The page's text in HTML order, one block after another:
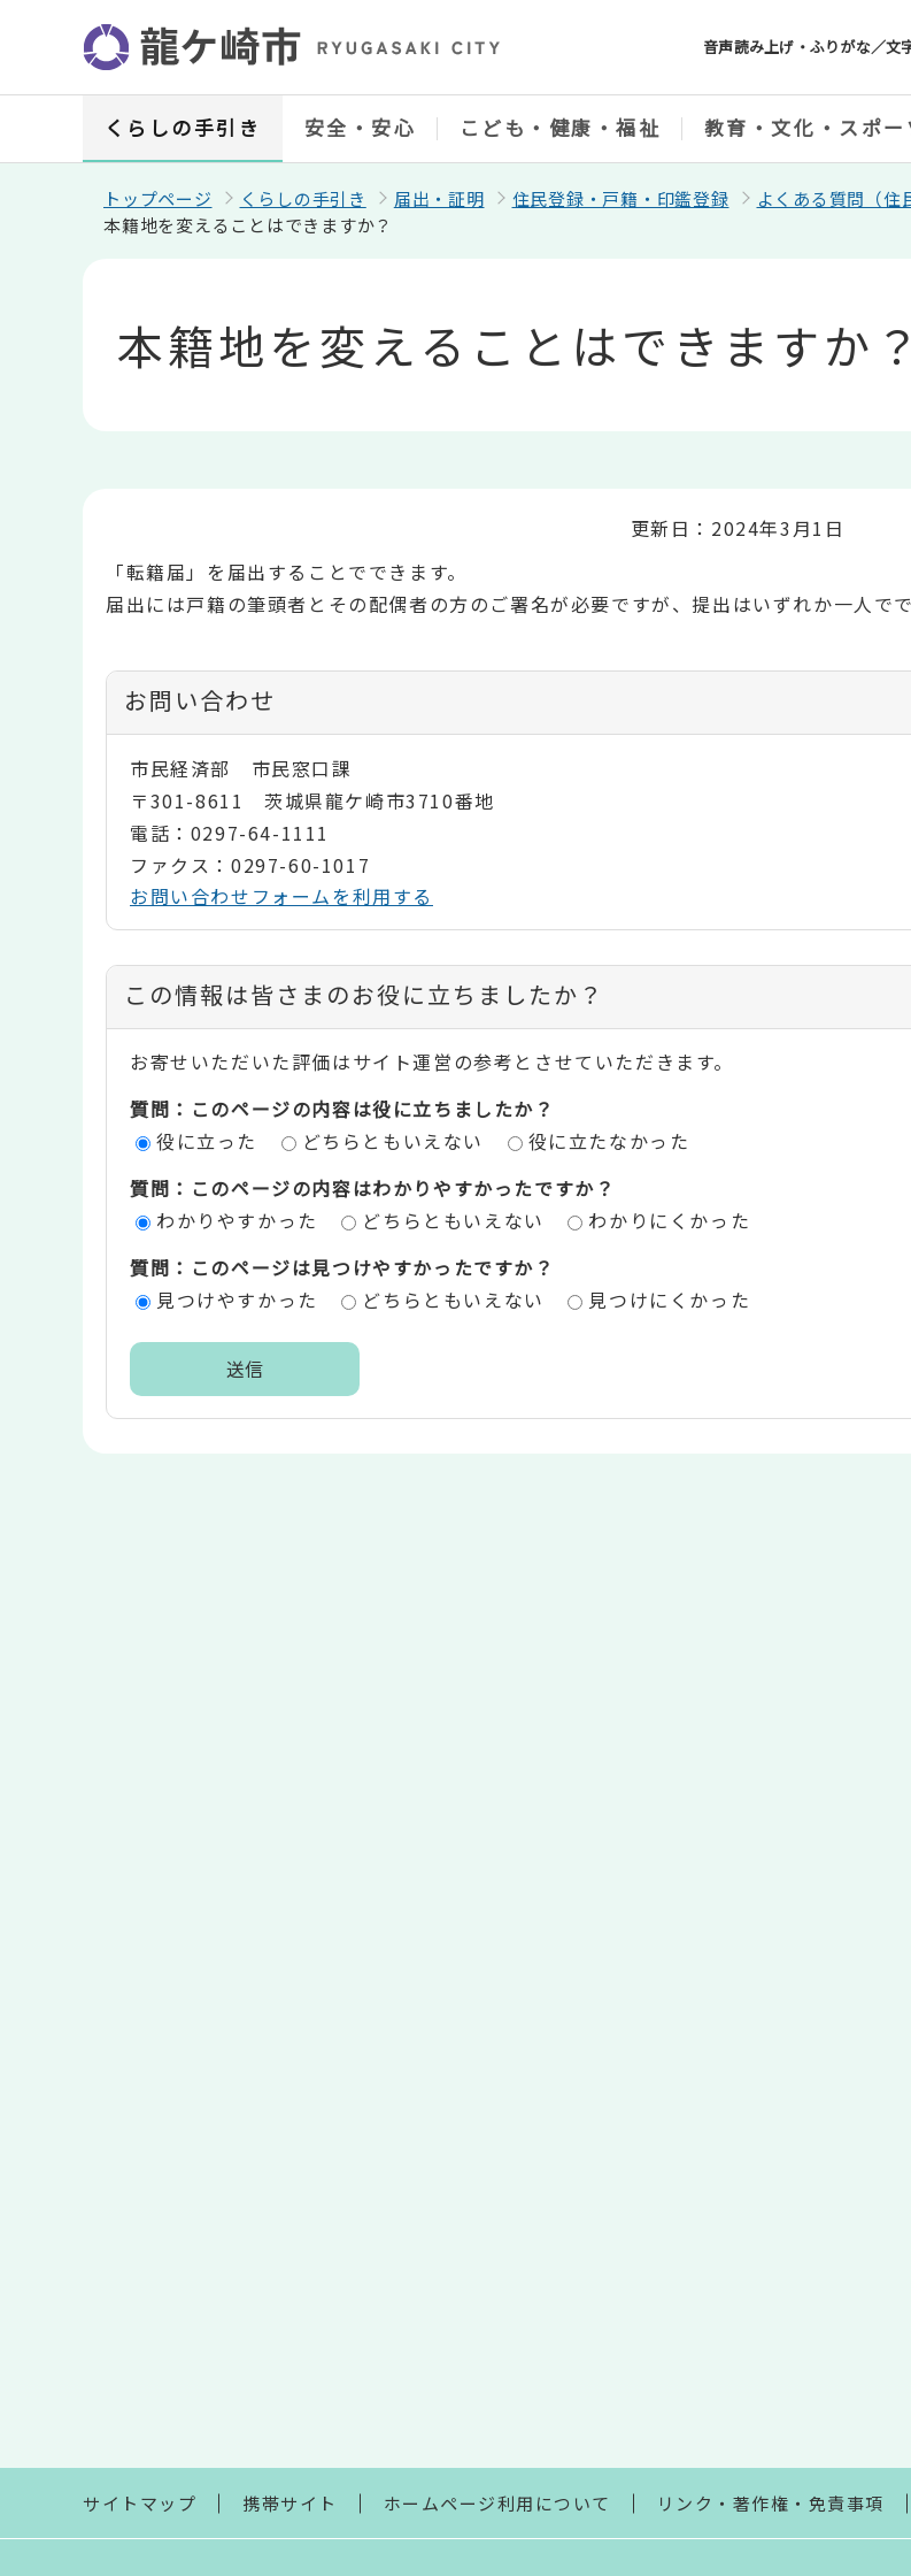
ジ
音声読み上げ・ふりがな／文
くらしの手引き 安全・安心 こども・健康・福祉 教育・文化・スポー
トップページ くらしの手引き 届出・証明 住民登録・戸籍・印鑑登録 よくある質問（住
本籍地を変えることはできますか？
本籍地を変えることはできますか？
更新日：2024年3月1日
「転籍届」を届出することでできます。
届出には戸籍の筆頭者とその配偶者の方のご署名が必要ですが、提出はいずれか一人でで
お問い合わせ
市民経済部 市民窓口課
〒301-8611 茨城県龍ケ崎市3710番地
電話：0297-64-1111
ファクス：0297-60-1017
お問い合わせフォームを利用する
コ
ン
テ
ン
評
エ
この情報は皆さまのお役に立ちましたか？
お寄せいただいた評価はサイト運営の参考とさせていただきます。
質問：このページの内容は役に立ちましたか？
役に立った
どちらともいえない
役に立たなかった
質問：このページの内容はわかりやすかったですか？
わかりやすかった
どちらともいえない
わかりにくかった
質問：このページは見つけやすかったですか？
見つけやすかった
どちらともいえない 見つけにくかった
サイトマップ 携帯サイト ホームページ利用について リンク・著作権・免責事項